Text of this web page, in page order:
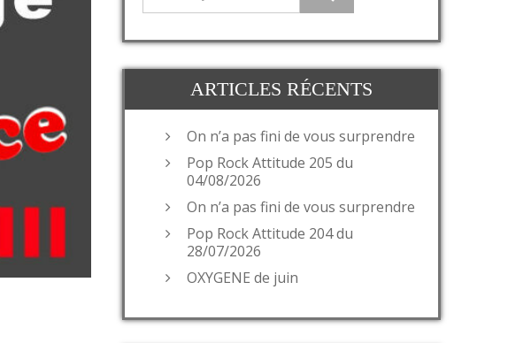
ARTICLES RÉCENTS
On n’a pas fini de vous surprendre
Pop Rock Attitude 205 du
04/08/2026
On n’a pas fini de vous surprendre
Pop Rock Attitude 204 du
28/07/2026
OXYGENE de juin